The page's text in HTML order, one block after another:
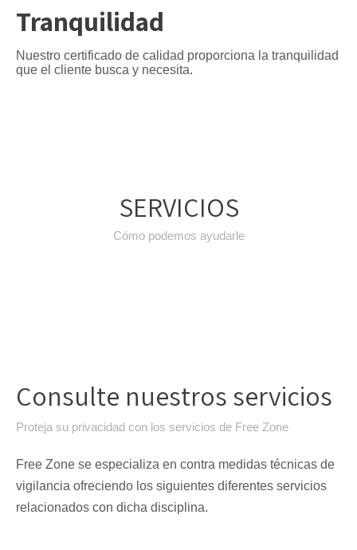
Tranquilidad
Nuestro certificado de calidad proporciona la tranquilidad
que el cliente busca y necesita.
SERVICIOS
Cómo podemos ayudarle
Consulte nuestros servicios
Proteja su privacidad con los servicios de Free Zone
Free Zone se especializa en contra medidas técnicas de
vigilancia ofreciendo los siguientes diferentes servicios
relacionados con dicha disciplina.